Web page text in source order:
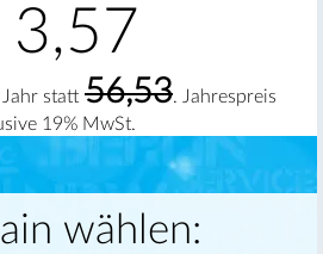
3,57
statt 56,53. Jahrespreis
19% MwSt.
wählen: